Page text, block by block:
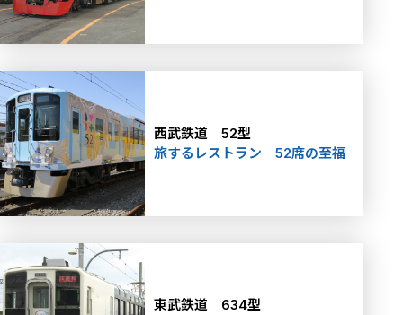
西武鉄道 52型
旅するレストラン 52席の至福
東武鉄道 634型